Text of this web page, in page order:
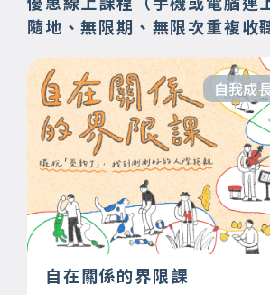
隨地、無限期、無限次重複收
自我成
自在關係的界限課